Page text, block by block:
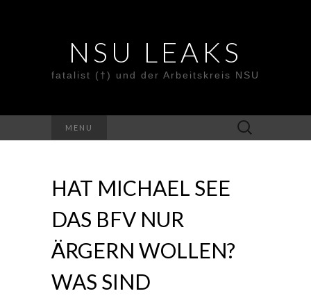
NSU LEAKS
fatalist (†) und der Arbeitskreis NSU
MENU
Suche
nach:
HAT MICHAEL SEE
DAS BFV NUR
ÄRGERN WOLLEN?
WAS SIND